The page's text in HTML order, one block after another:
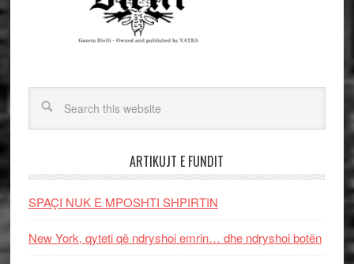
ARTIKUJT E FUNDIT
SPAÇI NUK E MPOSHTI SHPIRTIN
New York, qyteti që ndryshoi emrin… dhe ndryshoi botën